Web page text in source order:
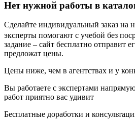
Нет нужной работы в
Сделайте индивидуальный заказ на
эксперты помогают с учебой без
задание – сайт бесплатно отправит
предложат цены.
Цены ниже, чем в агентствах и у
Вы работаете с экспертами
работ приятно вас удивит
Бесплатные доработки и